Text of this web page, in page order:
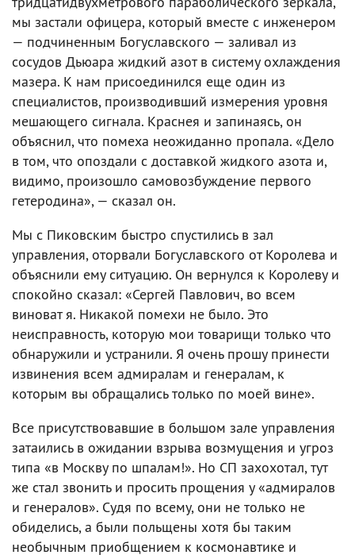
мы застали офицера, который вместе с инженером
— подчиненным Богуславского — заливал из
сосудов Дьюара жидкий азот в систему охлаждения
мазера. К нам присоединился еще один из
специалистов, производивший измерения уровня
мешающего сигнала. Краснея и запинаясь, он
объяснил, что помеха неожиданно пропала. «Дело
в том, что опоздали с доставкой жидкого азота и,
видимо, произошло самовозбуждение первого
гетеродина», — сказал он.
Мы с Пиковским быстро спустились в зал
управления, оторвали Богуславского от Королева и
объяснили ему ситуацию. Он вернулся к Королеву и
спокойно сказал: «Сергей Павлович, во всем
виноват я. Никакой помехи не было. Это
неисправность, которую мои товарищи только что
обнаружили и устранили. Я очень прошу принести
извинения всем адмиралам и генералам, к
которым вы обращались только по моей вине».
Все присутствовавшие в большом зале управления
затаились в ожидании взрыва возмущения и угроз
типа «в Москву по шпалам!». Но СП захохотал, тут
же стал звонить и просить прощения у «адмиралов
и генералов». Судя по всему, они не только не
обиделись, а были польщены хотя бы таким
необычным приобщением к космонавтике и